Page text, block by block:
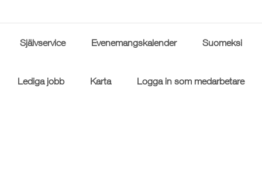
Självservice Evenemangskalender Suomeksi
Lediga jobb Karta Logga in som medarbetare